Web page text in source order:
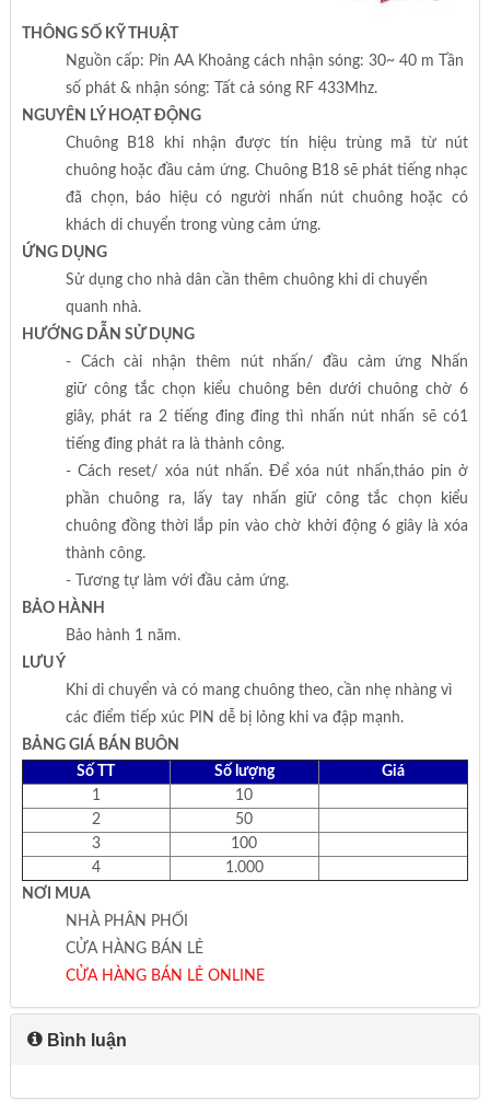
THÔNG SỐ KỸ THUẬT
Nguồn cấp: Pin AA Khoảng cách nhận sóng: 30~ 40 m Tần
số phát & nhận sóng: Tất cả sóng RF 433Mhz.
NGUYÊN LÝ HOẠT ĐỘNG
Chuông B18 khi nhận được tín hiệu trùng mã từ nút
chuông hoặc đầu cảm ứng. Chuông B18 sẽ phát tiếng nhạc
đã chọn, báo hiệu có người nhấn nút chuông hoặc có
khách di chuyển trong vùng cảm ứng.
ỨNG DỤNG
Sử dụng cho nhà dân cần thêm chuông khi di chuyển
quanh nhà.
HƯỚNG DẪN SỬ DỤNG
- Cách cài nhận thêm nút nhấn/ đầu cảm ứng Nhấn
giữ công tắc chọn kiểu chuông bên dưới chuông chờ 6
giây, phát ra 2 tiếng đing đing thì nhấn nút nhấn sẽ có1
tiếng đing phát ra là thành công.
- Cách reset/ xóa nút nhấn. Để xóa nút nhấn,tháo pin ở
phần chuông ra, lấy tay nhấn giữ công tắc chọn kiểu
chuông đồng thời lắp pin vào chờ khởi động 6 giây là xóa
thành công.
- Tương tự làm với đầu cảm ứng.
BẢO HÀNH
Bảo hành 1 năm.
LƯU Ý
Khi di chuyển và có mang chuông theo, cần nhẹ nhàng vì
các điểm tiếp xúc PIN dễ bị lỏng khi va đập mạnh.
BẢNG GIÁ BÁN BUÔN
Số TT
Số lượng
Giá
1
10
2
50
3
100
4
1.000
NƠI MUA
NHÀ PHÂN PHỐI
CỬA HÀNG BÁN LẺ
CỬA HÀNG BÁN LẺ ONLINE
Bình luận